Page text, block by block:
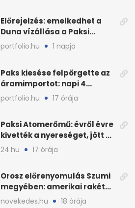
Előrejelzés: emelkedhet a
Duna vízállása a Paksi
Atomerőműnél
portfolio.hu 1 napja
Paks kiesése felpörgette az
áramimportot: napi 4
milliárd forintos számla
portfolio.hu 17 órája
Paksi Atomerőmű: évről évre
kivették a nyereséget, jött a
baj
24.hu 17 órája
Orosz előrenyomulás Szumi
megyében: amerikai rakéták
is zsákmányként
novekedes.hu 18 órája